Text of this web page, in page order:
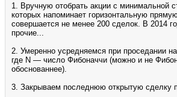
1. Вручную отобрать акции с минимальной
которых напоминает горизонтальную
совершается не менее 200 сделок. В 2014
прочие...
2. Умеренно усредняемся при проседании
где N — число Фибоначчи (можно и не
обоснованнее).
3. Закрываем последнюю открытую сделку